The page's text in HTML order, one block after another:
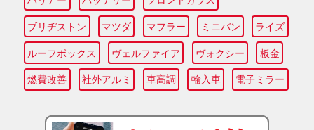
ブリヂストン マツダ マフラー ミニバン ライズ
ルーフボックス ヴェルファイア ヴォクシー 板金
燃費改善 社外アルミ 車高調 輸入車 電子ミラー